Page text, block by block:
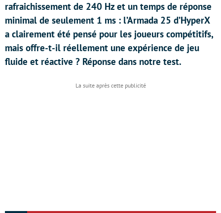
rafraichissement de 240 Hz et un temps de réponse
minimal de seulement 1 ms : l’Armada 25 d’HyperX
a clairement été pensé pour les joueurs compétitifs,
mais offre-t-il réellement une expérience de jeu
fluide et réactive ? Réponse dans notre test.